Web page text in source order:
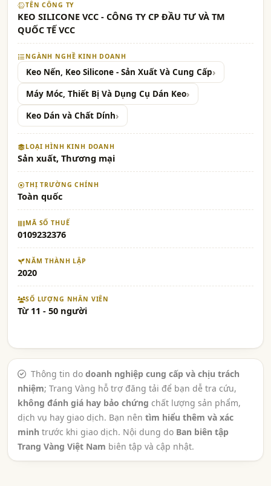
TÊN CÔNG TY
KEO SILICONE VCC - CÔNG TY CP ĐẦU TƯ VÀ TM
QUỐC TẾ VCC
NGÀNH NGHỀ KINH DOANH
Keo Nến, Keo Silicone - Sản Xuất Và Cung Cấp
Máy Móc, Thiết Bị Và Dụng Cụ Dán Keo
Keo Dán và Chất Dính
LOẠI HÌNH KINH DOANH
Sản xuất, Thương mại
THỊ TRƯỜNG CHÍNH
Toàn quốc
MÃ SỐ THUẾ
0109232376
NĂM THÀNH LẬP
2020
SỐ LƯỢNG NHÂN VIÊN
Từ 11 - 50 người
Thông tin do doanh nghiệp cung cấp và chịu trách
nhiệm; Trang Vàng hỗ trợ đăng tải để bạn dễ tra cứu,
không đánh giá hay bảo chứng chất lượng sản phẩm,
dịch vụ hay giao dịch. Bạn nên tìm hiểu thêm và xác
minh trước khi giao dịch. Nội dung do Ban biên tập
Trang Vàng Việt Nam biên tập và cập nhật.